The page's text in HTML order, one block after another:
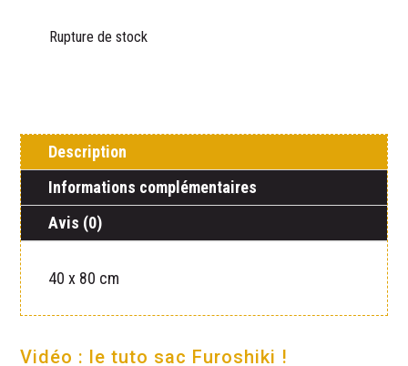
Rupture de stock
Description
Informations complémentaires
Avis (0)
40 x 80 cm
Vidéo : le tuto sac Furoshiki !